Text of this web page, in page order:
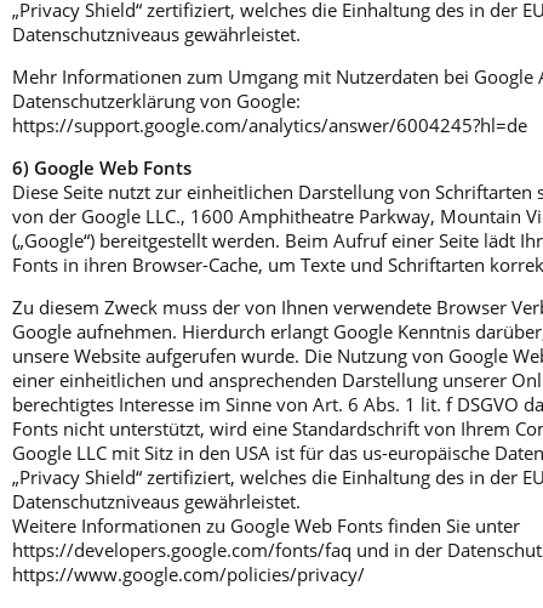
„Privacy Shield“ zertifiziert, welches die Einhaltung des in der
Datenschutzniveaus gewährleistet.
Mehr Informationen zum Umgang mit Nutzerdaten bei Google
Datenschutzerklärung von Google:
https://support.google.com/analytics/answer/6004245?hl=de
6) Google Web Fonts
Diese Seite nutzt zur einheitlichen Darstellung von Schriftarten
von der Google LLC., 1600 Amphitheatre Parkway, Mountain
(„Google“) bereitgestellt werden. Beim Aufruf einer Seite lädt
Fonts in ihren Browser-Cache, um Texte und Schriftarten
Zu diesem Zweck muss der von Ihnen verwendete Browser
Google aufnehmen. Hierdurch erlangt Google Kenntnis
unsere Website aufgerufen wurde. Die Nutzung von Google
einer einheitlichen und ansprechenden Darstellung unserer
berechtigtes Interesse im Sinne von Art. 6 Abs. 1 lit. f DSGVO
Fonts nicht unterstützt, wird eine Standardschrift von Ihrem
Google LLC mit Sitz in den USA ist für das us-europäische
„Privacy Shield“ zertifiziert, welches die Einhaltung des in der
Datenschutzniveaus gewährleistet.
Weitere Informationen zu Google Web Fonts finden Sie unter
https://developers.google.com/fonts/faq und in der
https://www.google.com/policies/privacy/